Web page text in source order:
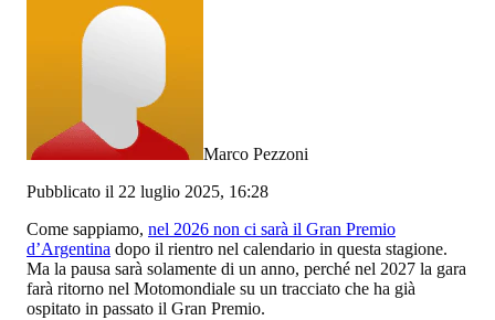
Marco Pezzoni
Pubblicato il 22 luglio 2025, 16:28
Come sappiamo, nel 2026 non ci sarà il Gran Premio
d’Argentina dopo il rientro nel calendario in questa stagione.
Ma la pausa sarà solamente di un anno, perché nel 2027 la gara
farà ritorno nel Motomondiale su un tracciato che ha già
ospitato in passato il Gran Premio.